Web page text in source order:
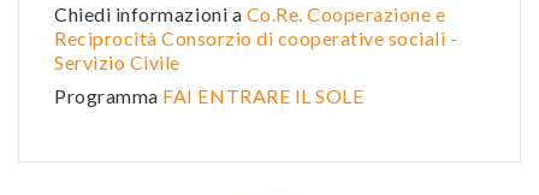
Chiedi informazioni a Co.Re. Cooperazione e
Reciprocità Consorzio di cooperative sociali -
Servizio Civile
Programma FAI ENTRARE IL SOLE